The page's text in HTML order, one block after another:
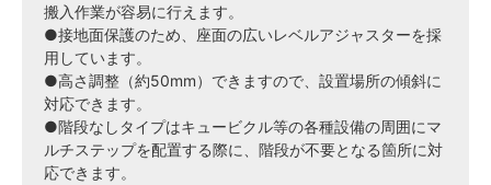
搬入作業が容易に行えます。
●接地面保護のため、座面の広いレベルアジャスターを採
用しています。
●高さ調整（約50mm）できますので、設置場所の傾斜に
対応できます。
●階段なしタイプはキュービクル等の各種設備の周囲にマ
ルチステップを配置する際に、階段が不要となる箇所に対
応できます。